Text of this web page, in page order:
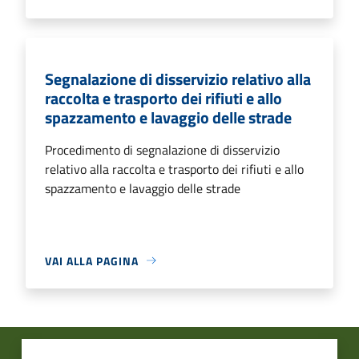
Segnalazione di disservizio relativo alla
raccolta e trasporto dei rifiuti e allo
spazzamento e lavaggio delle strade
Procedimento di segnalazione di disservizio
relativo alla raccolta e trasporto dei rifiuti e allo
spazzamento e lavaggio delle strade
VAI ALLA PAGINA